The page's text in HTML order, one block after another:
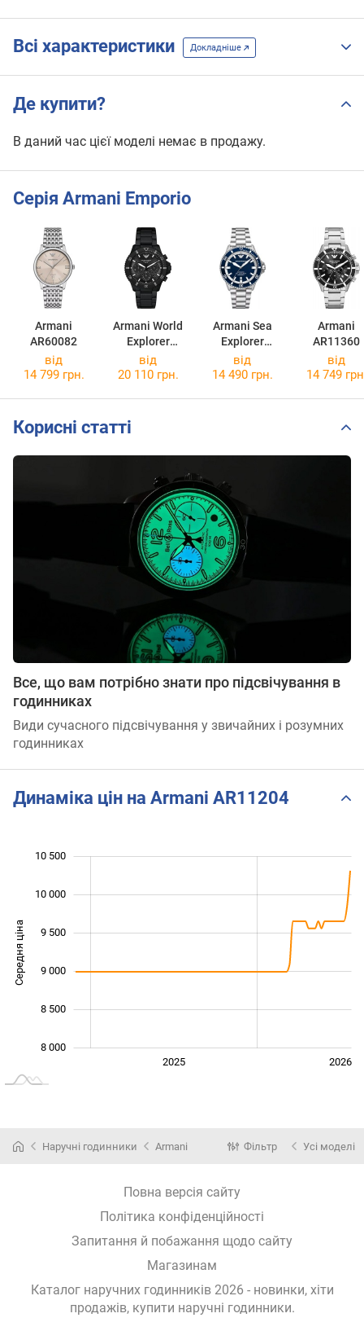
Всі характеристики Докладніше
Де купити?
В даний час цієї моделі немає в продажу.
Серія Armani Emporio
Armani
AR60082
Armani World
Explorer
AR11784
Armani Sea
Explorer
AR60079
Armani
AR11360
від
14 799 грн.
від
20 110 грн.
від
14 490 грн.
від
14 749
Корисні статті
Все, що вам потрібно знати про підсвічування в
годинниках
Види сучасного підсвічування у звичайних і розумних
годинниках
Динаміка цін на Armani AR11204
Середня ціна
8 000
8 500
9 000
9 500
10 000
10 500
2025 2026
Наручні годинники Armani Фільтр Усі моделі
Повна версія сайту
Політика конфіденційності
Запитання й побажання щодо сайту
Магазинам
Каталог наручних годинників 2026 - новинки, хіти
продажів, купити наручні годинники.